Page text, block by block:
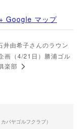
+ Google マップ
井由希子さんのラウン
画（4/21日）勝浦ゴル
楽部
バヤゴルフクラブ）